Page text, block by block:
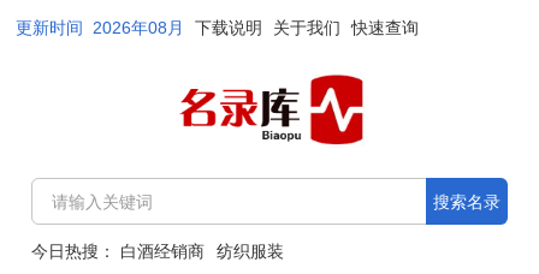
更新时间 2026年08月 下载说明 关于我们 快速查询
搜索名录
今日热搜： 白酒经销商 纺织服装